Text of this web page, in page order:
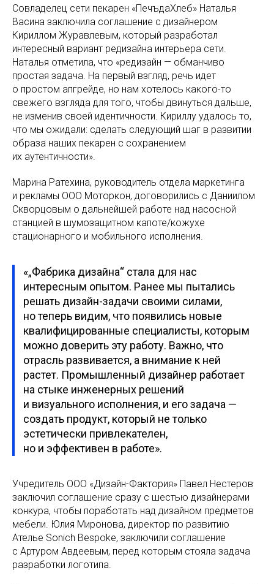
Совладелец сети пекарен «ПечъдаХлеб» Наталья
Васина заключила соглашение с дизайнером
Кириллом Журавлевым, который разработал
интересный вариант редизайна интерьера сети.
Наталья отметила, что «редизайн — обманчиво
простая задача. На первый взгляд, речь идет
о простом апгрейде, но нам хотелось какого-то
свежего взгляда для того, чтобы двинуться дальше,
не изменив своей идентичности. Кириллу удалось то,
что мы ожидали: сделать следующий шаг в развитии
образа наших пекарен с сохранением
их аутентичности».
Марина Ратехина, руководитель отдела маркетинга
и рекламы ООО Моторкон, договорились с Даниилом
Скворцовым о дальнейшей работе над насосной
станцией в шумозащитном капоте/кожухе
стационарного и мобильного исполнения.
«„Фабрика дизайна“ стала для нас
интересным опытом. Ранее мы пытались
решать дизайн-задачи своими силами,
но теперь видим, что появились новые
квалифицированные специалисты, которым
можно доверить эту работу. Важно, что
отрасль развивается, а внимание к ней
растет. Промышленный дизайнер работает
на стыке инженерных решений
и визуального исполнения, и его задача —
создать продукт, который не только
эстетически привлекателен,
но и эффективен в работе».
Учредитель ООО «Дизайн-Фактория» Павел Нестеров
заключил соглашение сразу с шестью дизайнерами
конкура, чтобы поработать над дизайном предметов
мебели. Юлия Миронова, директор по развитию
Ателье Sonich Bespoke, заключили соглашение
с Артуром Авдеевым, перед которым стояла задача
разработки логотипа.